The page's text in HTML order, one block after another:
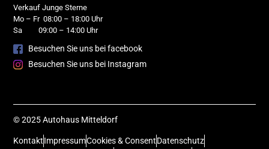
Verkauf Junge Sterne
Mo – Fr 08:00 – 18:00 Uhr
Sa 09:00 – 14:00 Uhr
Besuchen Sie uns bei facebook
Besuchen Sie uns bei Instagram
© 2025 Autohaus Mitteldorf
KontaktImpressumCookies & ConsentDatenschutz